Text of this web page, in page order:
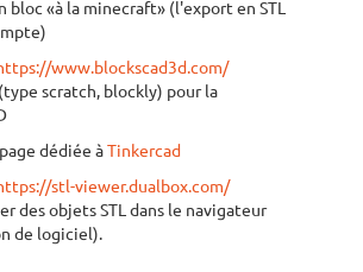
bloc «à la minecraft» (l'export en STL
www.blockscad3d.com/
scratch, blockly) pour la
dédiée àTinkercad
stl-viewer.dualbox.com/
des objets STL dans le navigateur
de logiciel).